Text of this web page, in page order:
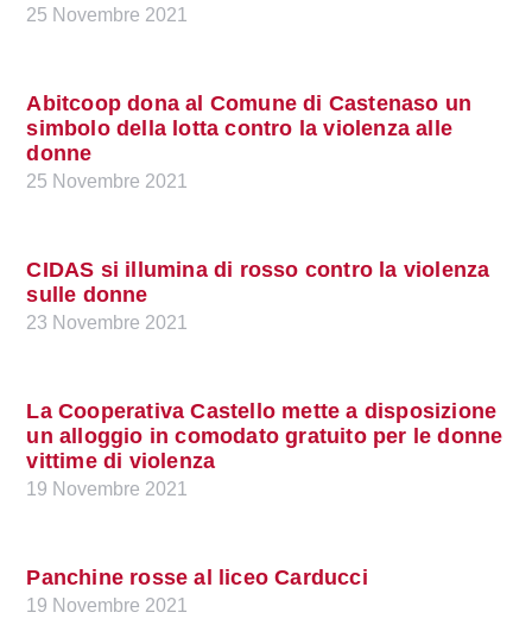
25 Novembre 2021
Abitcoop dona al Comune di Castenaso un
simbolo della lotta contro la violenza alle
donne
25 Novembre 2021
CIDAS si illumina di rosso contro la violenza
sulle donne
23 Novembre 2021
La Cooperativa Castello mette a disposizione
un alloggio in comodato gratuito per le donne
vittime di violenza
19 Novembre 2021
Panchine rosse al liceo Carducci
19 Novembre 2021